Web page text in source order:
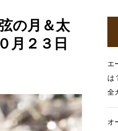
の月＆太
月２３日
エ
は
全
オ